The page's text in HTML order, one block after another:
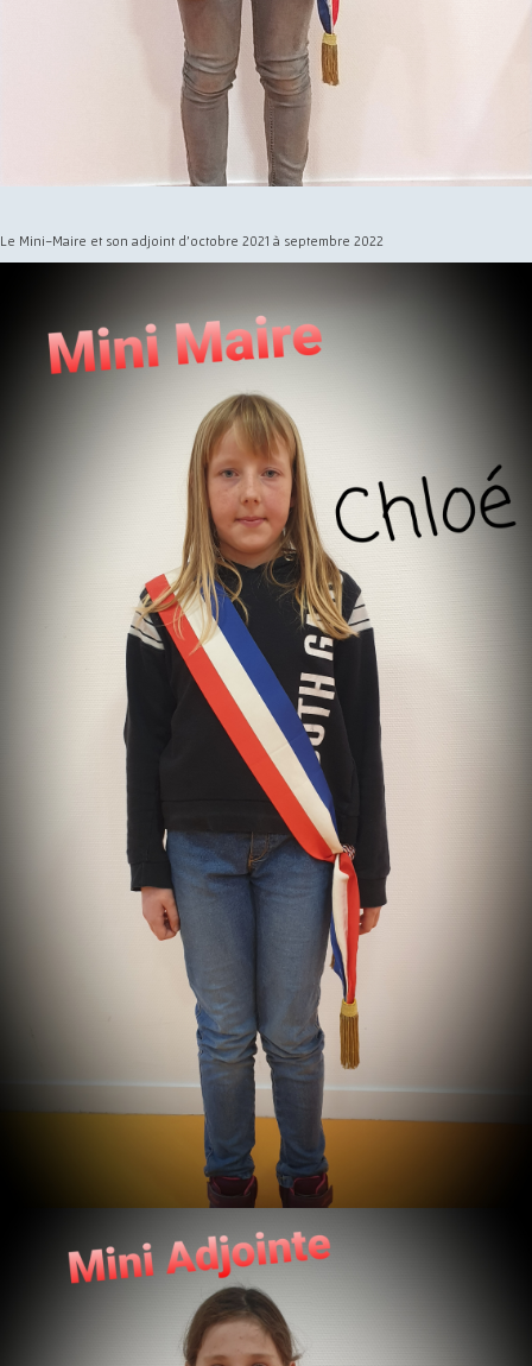
Le Mini-Maire et son adjoint d'octobre 2021 à septembre 2022